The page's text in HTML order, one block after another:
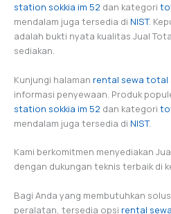
station sokkia im 52 dan kategori
mendalam juga tersedia di NIST.
adalah bukti nyata kualitas Jual
sediakan.
Kunjungi halaman rental sewa
informasi penyewaan. Produk
station sokkia im 52 dan kategori
mendalam juga tersedia di NIST.
Kami berkomitmen menyediakan
dengan dukungan teknis terbaik di
Bagi Anda yang membutuhkan
peralatan, tersedia opsi rental